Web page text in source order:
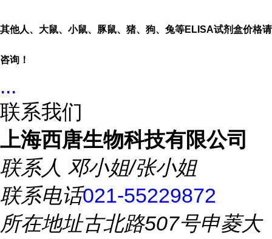
其他人、大鼠、小鼠、豚鼠、猪、狗、兔等ELISA试剂盒价格请
咨询！
...
联系我们
上海西唐生物科技有限公司
联系人 邓小姐/张小姐
联系电话021-55229872
所在地址古北路507号申菱大